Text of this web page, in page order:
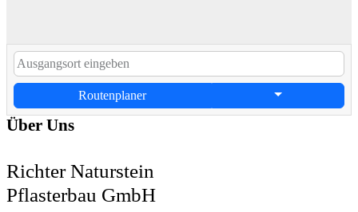
Routenplaner
Über Uns
Richter Naturstein
Pflasterbau GmbH